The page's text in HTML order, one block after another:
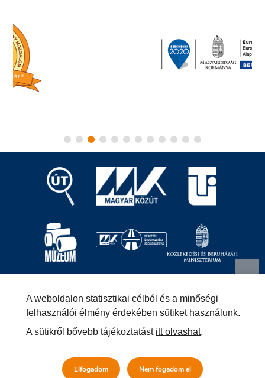
1024 Budapest, Fényes
Elek utca 7-13.
+36 (1) 819-9000 info@kozut.hu
MKNZRT (KRID: 153207128) Hivatali Kapu
Közérdekű adatok Impresszum
Másolatkészítési szabályzat –
Jogi közlemény
Általános szerződési feltételek
A weboldalon statisztikai célból és a minőségi
felhasználói élmény érdekében sütiket használunk.
A sütikről bővebb tájékoztatást itt olvashat.
Elfogadom Nem fogadom el